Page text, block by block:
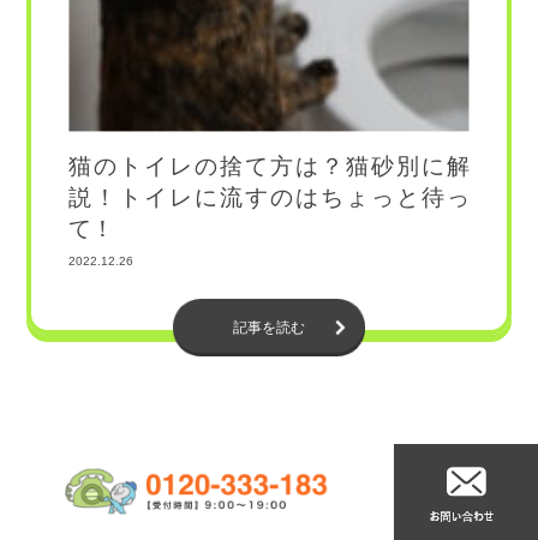
猫のトイレの捨て方は？猫砂別に解
説！トイレに流すのはちょっと待っ
て！
2022.12.26
記事を読む